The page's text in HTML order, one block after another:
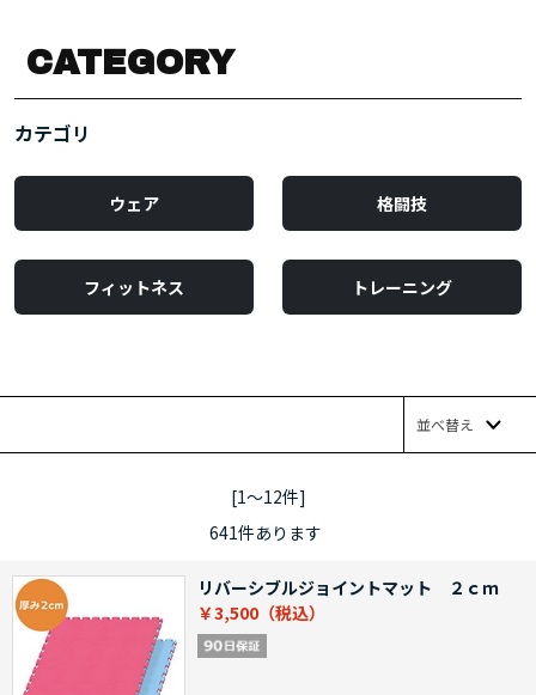
CATEGORY
カテゴリ
ウェア 格闘技
フィットネス トレーニング
並べ替え
[1～12件]
641件あります
リバーシブルジョイントマット ２ｃｍ
￥3,500